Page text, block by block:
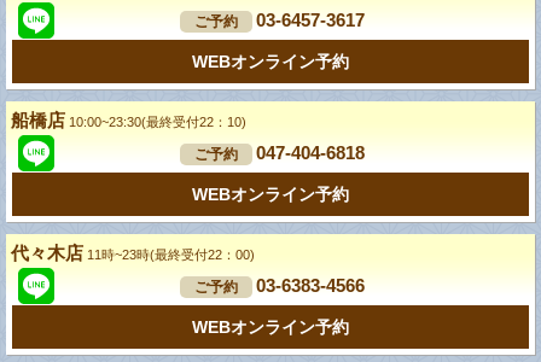
ご予約 03-6457-3617
WEBオンライン予約
船橋店 10:00~23:30(最終受付22：10)
ご予約 047-404-6818
WEBオンライン予約
代々木店 11時~23時(最終受付22：00)
ご予約 03-6383-4566
WEBオンライン予約